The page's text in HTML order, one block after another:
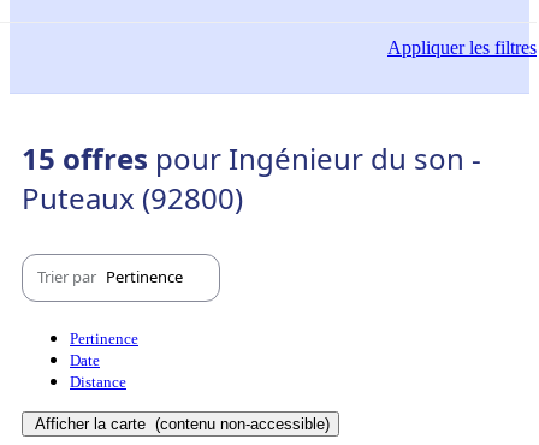
Appliquerles filtres
15 offres pour Ingénieur du son -
Puteaux (92800)
Trier par Pertinence
Pertinence
Date
Distance
Afficher la carte (contenu non-accessible)